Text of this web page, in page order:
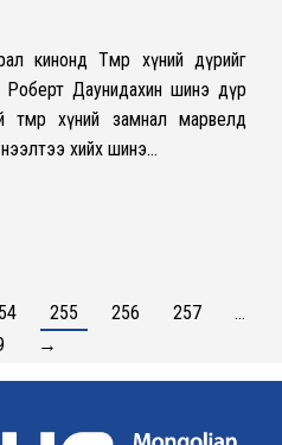
кинонд Төмөр хүний ​​дүрийг
Даунидахин шинэ дүр
хүний замнал марвелд
хийх шинэ…
255 256 257
…
→